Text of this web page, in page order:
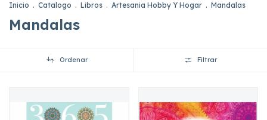
Inicio . Catalogo . Libros . Artesania Hobby Y Hogar . Mandalas
Mandalas
Ordenar Filtrar